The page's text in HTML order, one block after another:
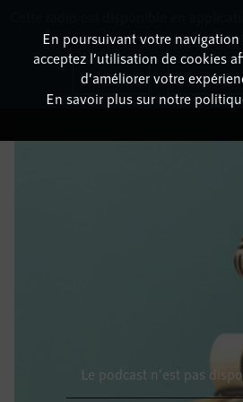
DÉTAILS DE
24 août 2022à 5h59, durée : Invalid date
En poursuivant votre
acceptez l’utilisation de cookies
d’améliorer votre
En savoir plus sur notre
dessous pour
Non merci
Le podcast n'est pas